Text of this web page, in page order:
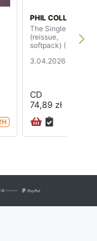
PHIL COLLINS
The Singles
(reissue,
softpack) (3CD)
3.04.2026
CD
74,89 zł